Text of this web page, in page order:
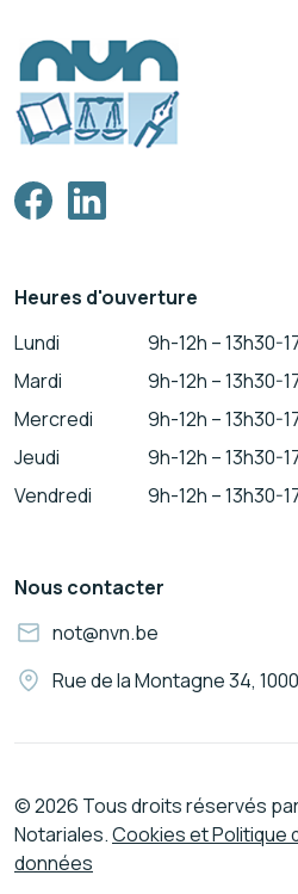
Heures d'ouverture
Lundi
9h-12h – 13h30-
Mardi
9h-12h – 13h30-
Mercredi
9h-12h – 13h30-
Jeudi
9h-12h – 13h30-
Vendredi
9h-12h – 13h30-
Nous contacter
not@nvn.be
Rue de la Montagne 34,
© 2026 Tous droits réservés par
Notariales.Cookies et Politique
données